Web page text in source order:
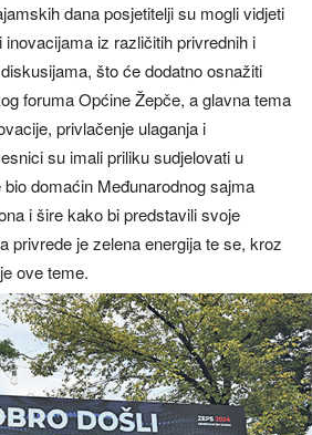
dana posjetitelji su mogli vidjeti
iz različitih privrednih i
što će dodatno osnažiti
foruma Općine Žepče, a glavna tema
privlačenje ulaganja i
su imali priliku sudjelovati u
domaćin Međunarodnog sajma
i šire kako bi predstavili svoje
privrede je zelena energija te se, kroz
ove teme.